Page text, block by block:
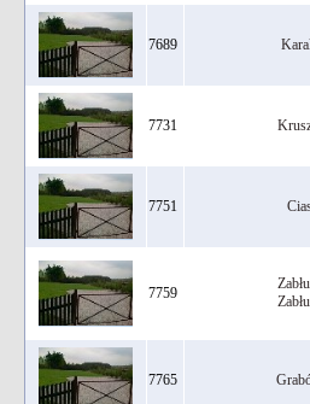
7689
7731
7751
7759
7765